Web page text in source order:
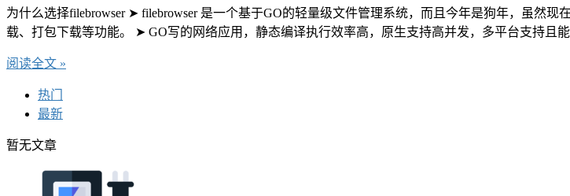
为什么选择filebrowser ➤ filebrowser 是一个基于GO的轻量级文件管理系统，而且今年是狗年，虽然
载、打包下载等功能。 ➤ GO写的网络应用，静态编译执行效率高，原生支持高并发，多平台支持且
阅读全文 »
热门
最新
暂无文章